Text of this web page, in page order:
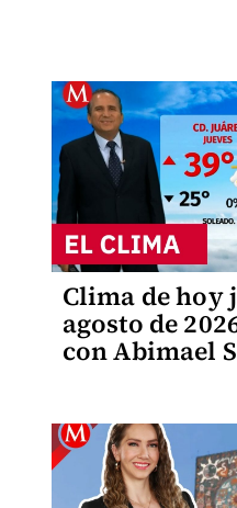
Clima de hoy
agosto de
con Abimael